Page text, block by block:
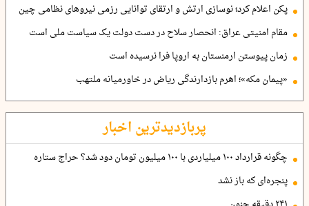
پکن اعلام کرد؛ نوسازی ارتش و ارتقای توانایی رزمی نیروهای نظامی چین
مقام امنیتی عراق: انحصار سلاح در دست دولت یک سیاست ملی است
زمان پیوستن ارمنستان به اروپا فرا نرسیده است
«پیمان مکه»؛ اهرم بازدارندگی ریاض در خاورمیانه ملتهب
پربازدیدترین اخبار
چگونه قرارداد ۱۰۰ میلیاردی با ۱۰۰ میلیون تومان دود شد؟ حراج ستاره
پنجره‌ای که باز نشد